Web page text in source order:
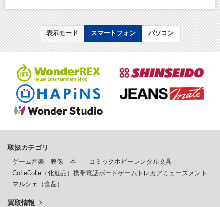
表示モード スマートフォン パソコン
取扱カテゴリ
ゲーム音楽 映像 本 コミック ホビー レンタル文具
CoLeColle（化粧品） 携帯電話ボードゲーム トレカ アミューズメント
マルシェ（食品）
買取情報